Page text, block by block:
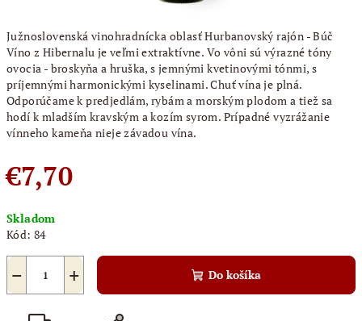
Južnoslovenská vinohradnícka oblasť Hurbanovský rajón - Búč
Víno z Hibernalu je veľmi extraktívne. Vo vôni sú výrazné tóny
ovocia - broskyňa a hruška, s jemnými kvetinovými tónmi, s
príjemnými harmonickými kyselinami. Chuť vína je plná.
Odporúčame k predjedlám, rybám a morským plodom a tiež sa
hodí k mladším kravským a kozím syrom. Prípadné vyzrážanie
vínneho kameňa nieje závadou vína.
€7,70
cena:
Skladom
Kód: 84
+
− Do košíka